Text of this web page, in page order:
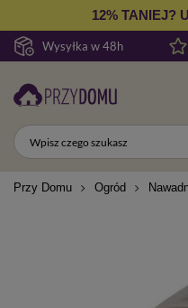
Wysyłka w 48h
12% TANIEJ?
Przy Domu Ogród